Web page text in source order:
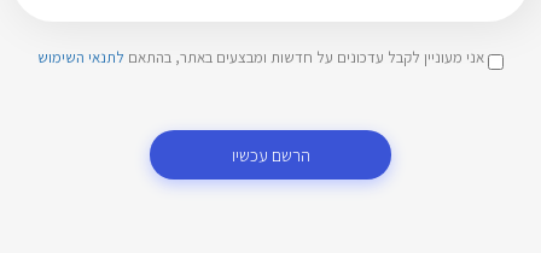
אני מעוניין לקבל עדכונים על חדשות ומבצעים באתר, בהתאם לתנאי השימוש
הרשם עכשיו